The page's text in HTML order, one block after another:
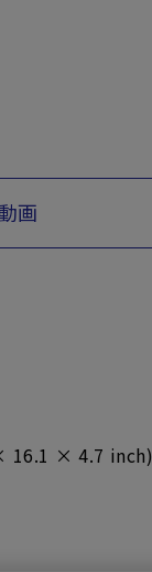
動画
16.1 × 4.7 inch)